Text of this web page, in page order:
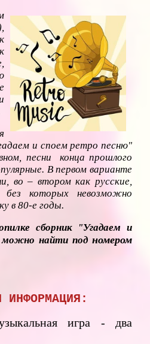
и споем ретро песню"
песни конца прошлого
В первом варианте
во – втором как русские,
которых невозможно
в 80-е годы.
сборник "Угадаем и
найти под номером
ИНФОРМАЦИЯ:
игра - два